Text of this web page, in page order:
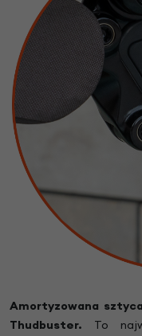
Amortyzowana
Thudbuster. To